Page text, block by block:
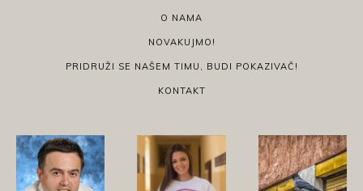
O NAMA
NOVAKUJMO!
PRIDRUŽI SE NAŠEM TIMU, BUDI POKAZIVAČ!
KONTAKT